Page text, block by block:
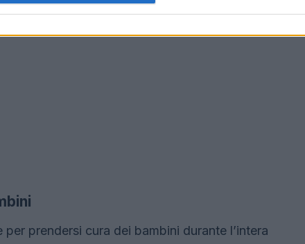
prendersi cura dei bambini durante l’intera